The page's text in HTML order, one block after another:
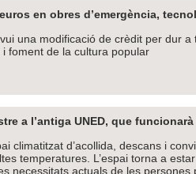
en obres d’emergència,
una modificació de crèdit per dur
foment de la cultura popular
a l’antiga UNED, que
climatitzat d’acollida, descans i
temperatures. L’espai torna a
necessitats actuals de les persones